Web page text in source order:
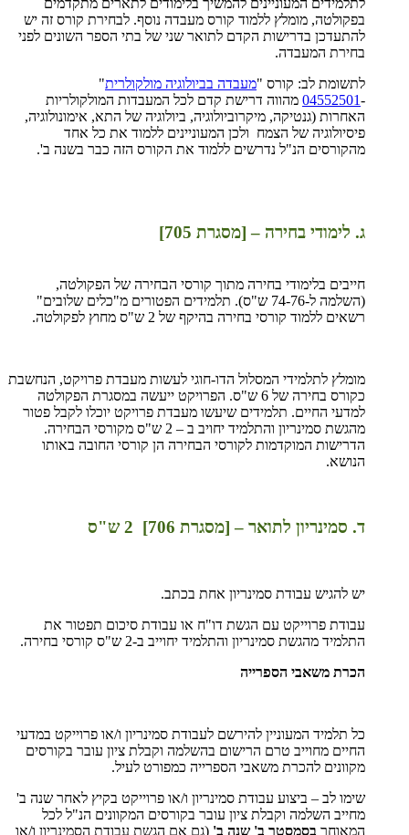
לתלמידים המעוניינים להמשיך בלימודים לתארים מתקדמים
בפקולטה, מומלץ ללמוד קורס מעבדה נוסף. לבחירת קורס זה יש
להתעדכן בדרישות הקדם לתואר שני של בתי הספר השונים לפני
בחירת המעבדה.
לתשומת לב: קורס "מעבדה בביולוגיה מולקולרית"
-
04552501 מהווה דרישת קדם לכל המעבדות המולקולריות
האחרות (גנטיקה, מיקרוביולוגיה, ביולוגיה של התא, אימונולוגיה,
פיסיולוגיה של הצמח ולכן המעוניינים ללמוד את כל אחד
מהקורסים הנ"ל נדרשים ללמוד את הקורס הזה כבר בשנה ב'.
ג. לימודי בחירה – [מסגרת 705]
חייבים בלימודי בחירה מתוך קורסי הבחירה של הפקולטה,
(השלמה ל-74-76 ש"ס). תלמידים הפטורים מ"כלים שלובים"
רשאים ללמוד קורסי בחירה בהיקף של 2 ש"ס מחוץ לפקולטה.
מומלץ לתלמידי המסלול הדו-חוגי לעשות מעבדת פרויקט, הנחשבת
כקורס בחירה של 6 ש"ס. הפרויקט ייעשה במסגרת הפקולטה
למדעי החיים. תלמידים שיעשו מעבדת פרויקט יוכלו לקבל פטור
מהגשת סמינריון והתלמיד יחויב ב – 2 ש"ס מקורסי הבחירה.
הדרישות המוקדמות לקורסי הבחירה הן קורסי החובה באותו
הנושא.
ד. סמינריון לתואר – [מסגרת 706] 2 ש"ס
יש להגיש עבודת סמינריון אחת בכתב.
עבודת פרוייקט עם הגשת דו"ח או עבודת סיכום תפטור את
התלמיד מהגשת סמינריון והתלמיד יחוייב ב-2 ש"ס קורסי בחירה.
הכרת משאבי הספרייה
כל תלמיד המעוניין להירשם לעבודת סמינריון ו/או פרוייקט במדעי
החיים מחוייב טרם הרישום בהשלמה וקבלת ציון עובר בקורסים
מקוונים להכרת משאבי הספרייה כמפורט לעיל.
שימו לב – ביצוע עבודת סמינריון ו/או פרוייקט בקיץ לאחר שנה ב'
מחייב השלמה וקבלת ציון עובר בקורסים המקוונים הנ"ל לכל
המאוחר בסמסטר ב' שנה ב' (גם אם הגשת עבודת הסמינריון ו/או